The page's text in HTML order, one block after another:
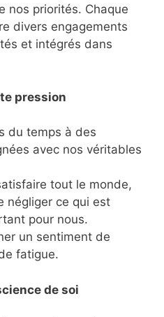
nos priorités. Chaque
divers engagements
et intégrés dans
pression
du temps à des
avec nos véritables
tout le monde,
négliger ce qui est
pour nous.
un sentiment de
fatigue.
de soi